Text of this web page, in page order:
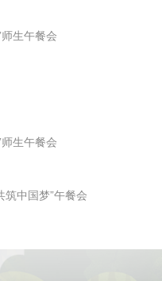
生午餐会
生午餐会
中国梦”午餐会